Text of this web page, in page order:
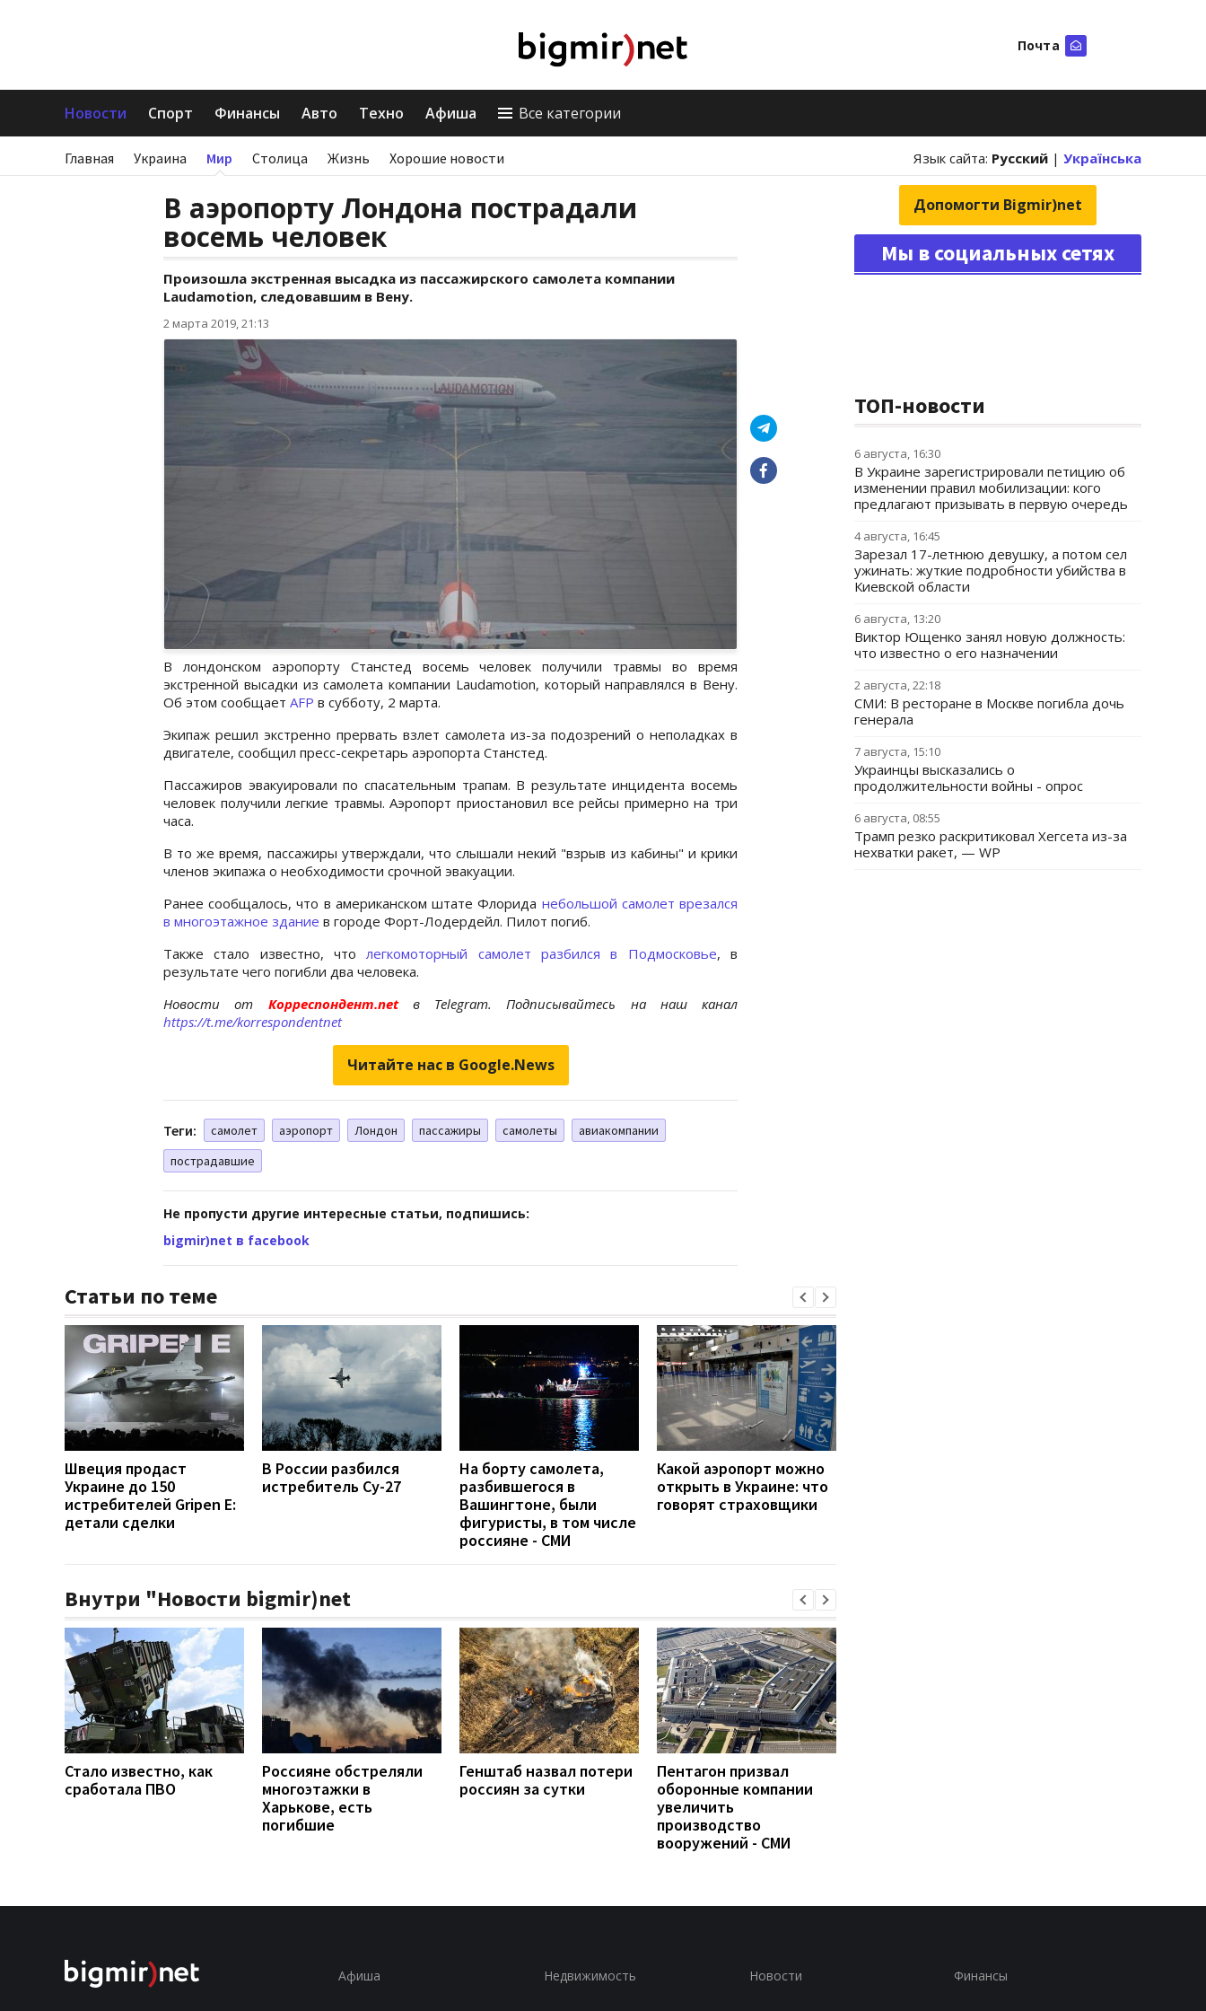
Почта
Новости Спорт Финансы Авто Техно Афиша Все категории
Главная Украина Мир Столица Жизнь Хорошие новости Язык сайта: Русский | Українська
В аэропорту Лондона пострадали
восемь человек
Произошла экстренная высадка из пассажирского самолета компании
Laudamotion, следовавшим в Вену.
2 марта 2019, 21:13
В лондонском аэропорту Станстед восемь человек получили травмы во время
экстренной высадки из самолета компании Laudamotion, который направлялся в Вену.
Об этом сообщает AFP в субботу, 2 марта.
Экипаж решил экстренно прервать взлет самолета из-за подозрений о неполадках в
двигателе, сообщил пресс-секретарь аэропорта Станстед.
Пассажиров эвакуировали по спасательным трапам. В результате инцидента восемь
человек получили легкие травмы. Аэропорт приостановил все рейсы примерно на три
часа.
В то же время, пассажиры утверждали, что слышали некий "взрыв из кабины" и крики
членов экипажа о необходимости срочной эвакуации.
Ранее сообщалось, что в американском штате Флорида небольшой самолет врезался
в многоэтажное здание в городе Форт-Лодердейл. Пилот погиб.
Также стало известно, что легкомоторный самолет разбился в Подмосковье, в
результате чего погибли два человека.
Новости от Корреспондент.net в Telegram. Подписывайтесь на наш канал
https://t.me/korrespondentnet
Читайте нас в Google.News
Теги: самолет аэропорт Лондон пассажиры самолеты
авиакомпании
пострадавшие
Не пропусти другие интересные статьи, подпишись:
bigmir)net в facebook
Статьи по теме
Швеция продаст
Украине до 150
истребителей Gripen E:
детали сделки
В России разбился
истребитель Су-27
На борту самолета,
разбившегося в
Вашингтоне, были
фигуристы, в том числе
россияне - СМИ
Какой аэропорт можно
открыть в Украине: что
говорят страховщики
Внутри "Новости bigmir)net
Стало известно, как
сработала ПВО
Россияне обстреляли
многоэтажки в
Харькове, есть
погибшие
Генштаб назвал потери
россиян за сутки
Пентагон призвал
оборонные компании
увеличить
производство
вооружений - СМИ
Допомогти Bigmir)net
Мы в социальных сетях
ТОП-новости
6 августа, 16:30
В Украине зарегистрировали петицию об
изменении правил мобилизации: кого
предлагают призывать в первую очередь
4 августа, 16:45
Зарезал 17-летнюю девушку, а потом сел
ужинать: жуткие подробности убийства в
Киевской области
6 августа, 13:20
Виктор Ющенко занял новую должность:
что известно о его назначении
2 августа, 22:18
СМИ: В ресторане в Москве погибла дочь
генерала
7 августа, 15:10
Украинцы высказались о
продолжительности войны - опрос
6 августа, 08:55
Трамп резко раскритиковал Хегсета из-за
нехватки ракет, — WP
Афиша Недвижимость Новости Финансы